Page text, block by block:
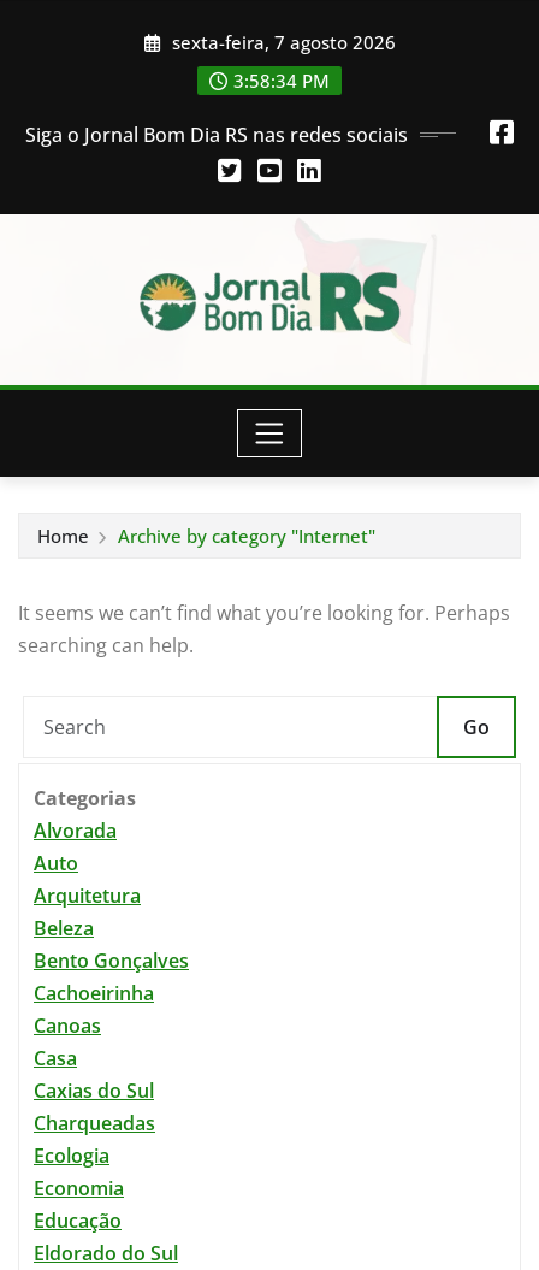
sexta-feira, 7 agosto 2026
3:58:34 PM
Siga o Jornal Bom Dia RS nas redes sociais
Home Archive by category "Internet"
It seems we can’t find what you’re looking for. Perhaps
searching can help.
Go
Categorias
Alvorada
Auto
Arquitetura
Beleza
Bento Gonçalves
Cachoeirinha
Canoas
Casa
Caxias do Sul
Charqueadas
Ecologia
Economia
Educação
Eldorado do Sul